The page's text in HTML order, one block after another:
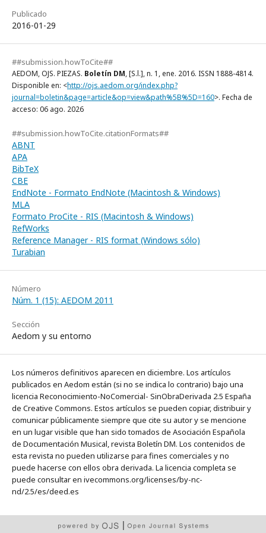
Publicado
2016-01-29
##submission.howToCite##
AEDOM, OJS. PIEZAS. Boletín DM, [S.l.], n. 1, ene. 2016. ISSN 1888-4814.
Disponible en: <http://ojs.aedom.org/index.php?
journal=boletin&page=article&op=view&path%5B%5D=160>. Fecha de
acceso: 06 ago. 2026
##submission.howToCite.citationFormats##
ABNT
APA
BibTeX
CBE
EndNote - Formato EndNote (Macintosh & Windows)
MLA
Formato ProCite - RIS (Macintosh & Windows)
RefWorks
Reference Manager - RIS format (Windows sólo)
Turabian
Número
Núm. 1 (15): AEDOM 2011
Sección
Aedom y su entorno
Los números definitivos aparecen en diciembre. Los artículos
publicados en Aedom están (si no se indica lo contrario) bajo una
licencia Reconocimiento-NoComercial- SinObraDerivada 2.5 España
de Creative Commons. Estos artículos se pueden copiar, distribuir y
comunicar públicamente siempre que cite su autor y se mencione
en un lugar visible que han sido tomados de Asociación Española
de Documentación Musical, revista Boletín DM. Los contenidos de
esta revista no pueden utilizarse para fines comerciales y no
puede hacerse con ellos obra derivada. La licencia completa se
puede consultar en ivecommons.org/licenses/by-nc-
nd/2.5/es/deed.es